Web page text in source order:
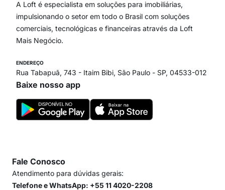
Paraíso
Itaim Bibi
A Loft é especialista em soluções para imobiliárias,
impulsionando o setor em todo o Brasil com soluções
comerciais, tecnológicas e financeiras através da Loft
Mais Negócio.
ENDEREÇO
Rua Tabapuã, 743 - Itaim Bibi, São Paulo - SP, 04533-012
Baixe nosso app
Fale Conosco
Atendimento para dúvidas gerais:
Telefone e WhatsApp: +55 11 4020-2208